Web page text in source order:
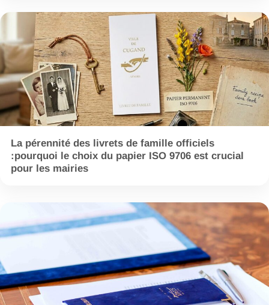
La pérennité des livrets de famille officiels
:pourquoi le choix du papier ISO 9706 est crucial
pour les mairies